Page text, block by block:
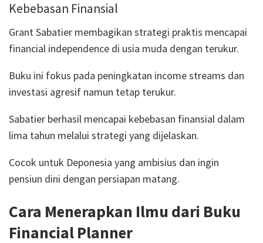
Kebebasan Finansial
Grant Sabatier membagikan strategi praktis mencapai
financial independence di usia muda dengan terukur.
Buku ini fokus pada peningkatan income streams dan
investasi agresif namun tetap terukur.
Sabatier berhasil mencapai kebebasan finansial dalam
lima tahun melalui strategi yang dijelaskan.
Cocok untuk Deponesia yang ambisius dan ingin
pensiun dini dengan persiapan matang.
Cara Menerapkan Ilmu dari Buku
Financial Planner